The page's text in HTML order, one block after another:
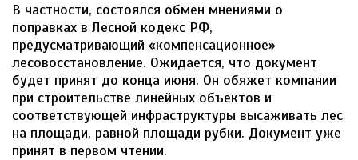
В частности, состоялся обмен мнениями о
поправках в Лесной кодекс РФ,
предусматривающий «компенсационное»
лесовосстановление. Ожидается, что документ
будет принят до конца июня. Он обяжет компании
при строительстве линейных объектов и
соответствующей инфраструктуры высаживать лес
на площади, равной площади рубки. Документ уже
принят в первом чтении.